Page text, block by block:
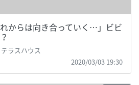
れからは向き合っていく…」ビビ
ラスハウス
2020/03/03 19:30